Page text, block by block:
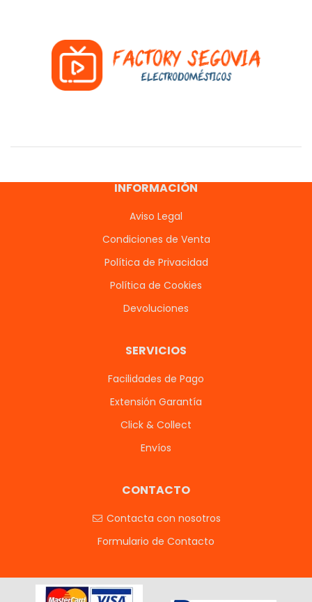
INFORMACIÓN
Aviso Legal
Condiciones de Venta
Política de Privacidad
Política de Cookies
Devoluciones
SERVICIOS
Facilidades de Pago
Extensión Garantía
Click & Collect
Envíos
CONTACTO
Contacta con nosotros
Formulario de Contacto